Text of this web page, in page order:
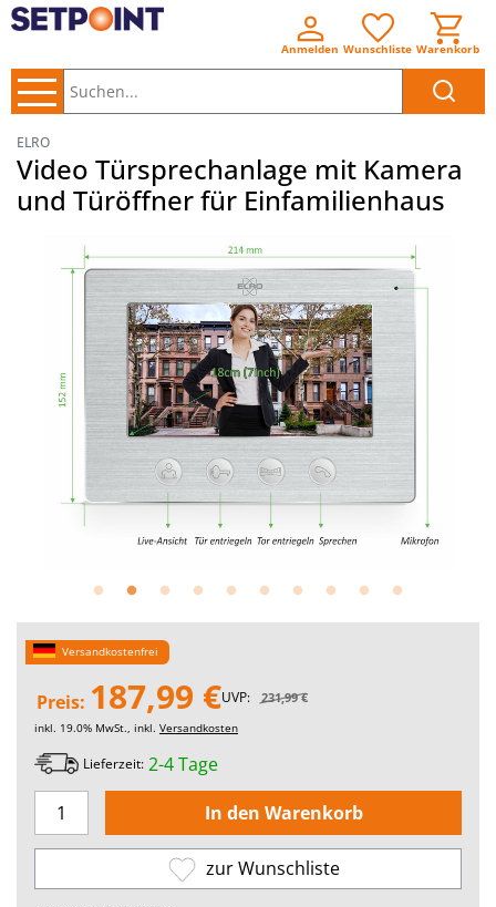
Anmelden Wunschliste Warenkorb
ELRO
Video Türsprechanlage mit Kamera
und Türöffner für Einfamilienhaus
Versandkostenfrei
Preis: 187,99 €UVP: 231,99 €
inkl. 19.0% MwSt., inkl. Versandkosten
Lieferzeit: 2-4 Tage
zur Wunschliste